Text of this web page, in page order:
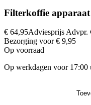
Filterkoffie apparaat
€ 64,95Adviesprijs Advpr.
Bezorging voor € 9,95
Op voorraad
Op werkdagen voor 17:00